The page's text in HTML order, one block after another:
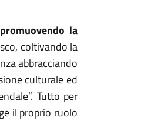
promuovendo la
coltivando la
abbracciando
culturale ed
Tutto per
il proprio ruolo